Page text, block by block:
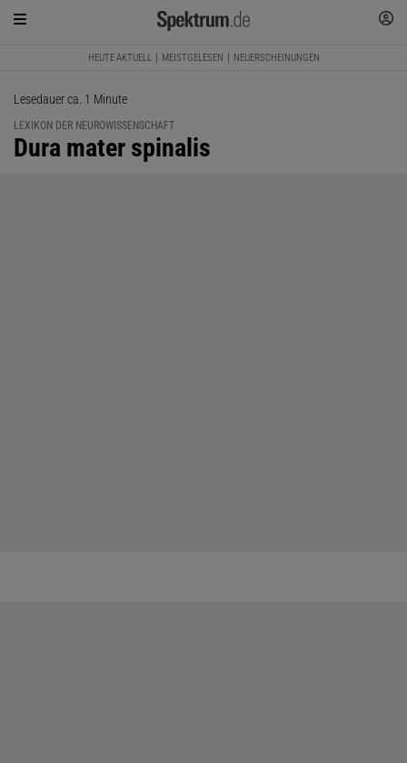
HEUTE AKTUELL MEISTGELESEN NEUERSCHEINUNGEN
Lesedauer ca. 1 Minute
LEXIKON DER NEUROWISSENSCHAFT
:
Dura mater spinalis